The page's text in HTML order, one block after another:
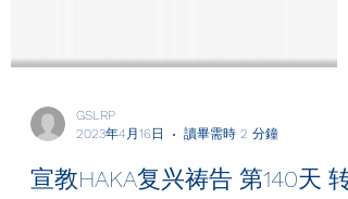
2023年4月16日
讀畢需時 2 分鐘